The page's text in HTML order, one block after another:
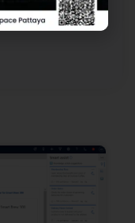
ฟีเจอร์? เมื่อ